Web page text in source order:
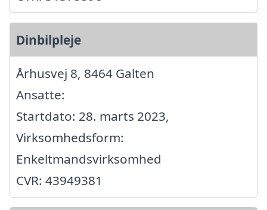
Dinbilpleje
Århusvej 8, 8464 Galten
Ansatte:
Startdato: 28. marts 2023,
Virksomhedsform:
Enkeltmandsvirksomhed
CVR: 43949381